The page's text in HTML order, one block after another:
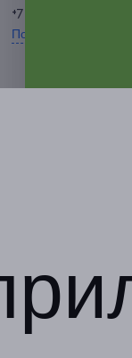
+7 (916) 683-55-88
Показать номер